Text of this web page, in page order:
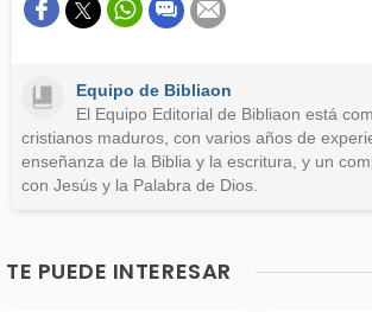
Este contenido contiene información
Otro
Equipo de Bibliaon
El Equipo Editorial de Bibliaon está
cristianos maduros, con varios años de
enseñanza de la Biblia y la escritura, y un
con Jesús y la Palabra de Dios.
TE PUEDE INTERESAR